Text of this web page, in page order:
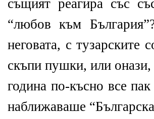
същият реагира със
“любов към
неговата, с тузарските
скъпи пушки, или
година по-късно все
наближаваше